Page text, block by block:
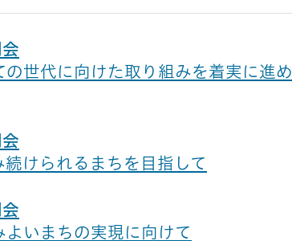
の世代に向けた取り組みを着実に進め
けられるまちを目指して
いまちの実現に向けて